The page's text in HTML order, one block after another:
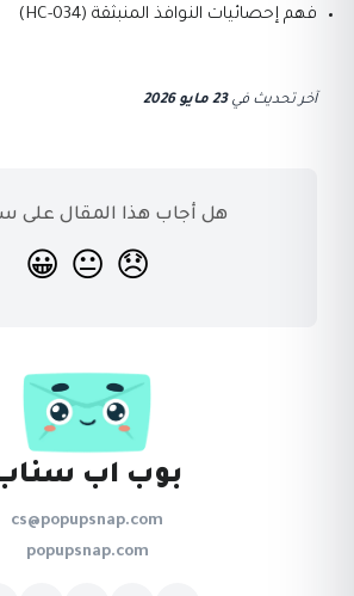
فهم إحصائيات النوافذ المنبثقة (HC-034)
آخر تحديث في23 مايو 2026
هل أجاب هذا المقال على
😞
😐
😀
بوب اب
cs@popupsnap.com
popupsnap.com